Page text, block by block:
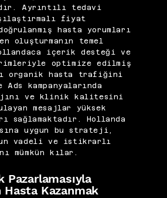
Ayrıntılı tedavi
fiyat
hasta yorumları
oluşturmanın temel
içerik desteği ve
optimize edilmiş
organik hasta trafiğini
kampanyalarında
ve klinik kalitesini
mesajlar yüksek
sağlamaktadır. Hollanda
uygun bu strateji,
vadeli ve istikrarlı
mümkün kılar.
Pazarlamasıyla
Hasta Kazanmak